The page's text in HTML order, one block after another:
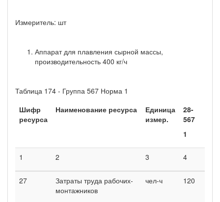
Измеритель: шт
Аппарат для плавления сырной массы,
производительность 400 кг/ч
Таблица 174 - Группа 567 Норма 1
Шифр
ресурса
Наименование ресурса
Единица
измер.
28-
567
1
1 2 3 4
27
Затраты труда рабочих-
монтажников
чел-ч 120